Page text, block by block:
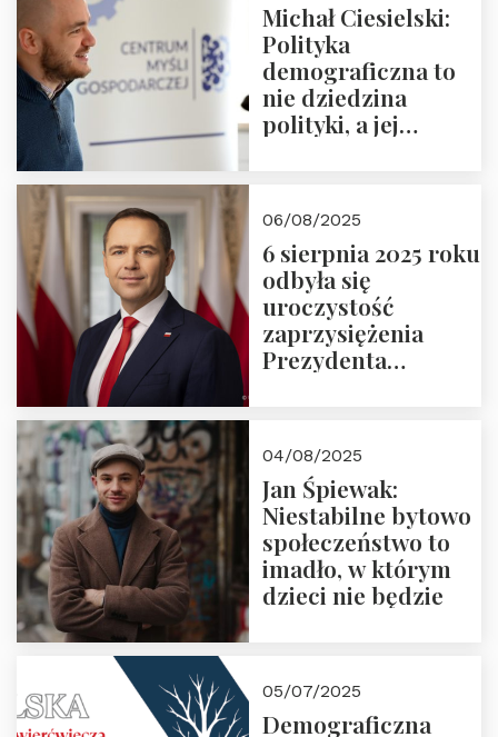
Michał Ciesielski:
Polityka
demograficzna to
nie dziedzina
polityki, a jej
06/08/2025
6 sierpnia 2025 roku
odbyła się
uroczystość
zaprzysiężenia
Prezydenta
Nawrockiego
04/08/2025
Jan Śpiewak:
Niestabilne bytowo
społeczeństwo to
imadło, w którym
dzieci nie będzie
05/07/2025
Demograficzna